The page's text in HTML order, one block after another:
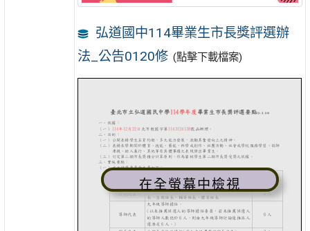
弘道國中114畢業生市長獎評選辦
法_公告0120修 (點擊下載檔案)
在全螢幕中檢視